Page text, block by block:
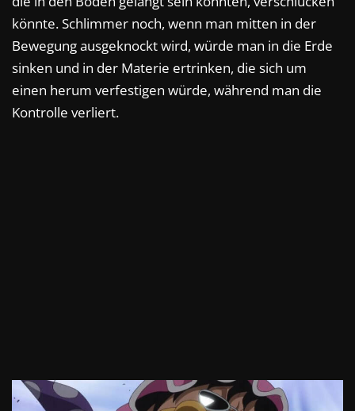
könnte. Schlimmer noch, wenn man mitten in der
Bewegung ausgeknockt wird, würde man in die Erde
sinken und in der Materie ertrinken, die sich um
einen herum verfestigen würde, während man die
Kontrolle verliert.